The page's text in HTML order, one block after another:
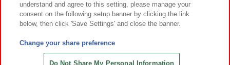
©Bandai Namco Amusement Inc.
©Bandai Namco Amusement Lab Inc.
©HANAYASHIKI Co., Ltd. All Rights Reserved.
understand and agree to this setting, please manage your
consent on the following setup banner by clicking the link
below, then click 'Save Settings' and close the banner.
Change your share preference
Do Not Share My Personal Information